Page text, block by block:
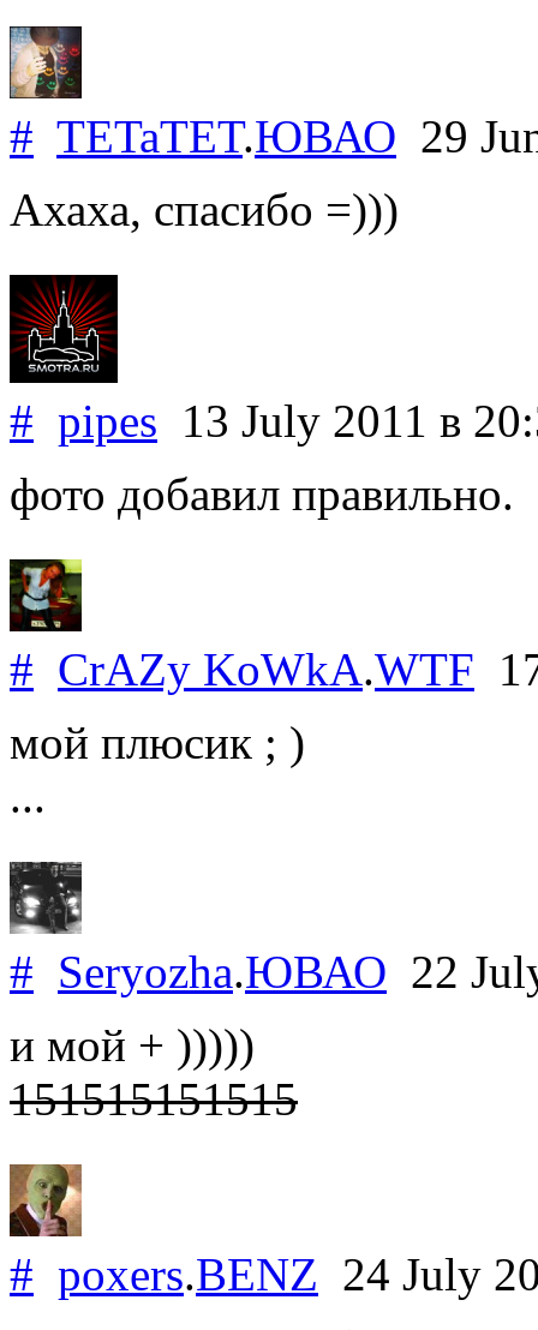
# TETaTET.ЮВАО 29
Ахаха, спасибо =)))
# pipes 13 July 2011 в
фото добавил правильно.
# CrAZy KoWkA.WTF
мой плюсик ; )
...
# Seryozha.ЮВАО 22
и мой + )))))
151515151515
# poxers.BENZ 24 July